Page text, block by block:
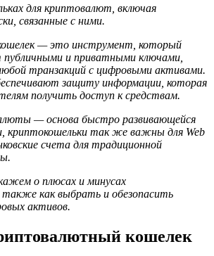
для криптовалют, включая
связанные с ними.
— это инструмент, который
публичными и приватными ключами,
транзакций с цифровыми активами.
защиту информации, которая
получить доступ к средствам.
— основа быстро развивающейся
криптокошельки так же важны для Web
счета для традиционной
о плюсах и минусах
также как выбрать и обезопасить
активов.
кошелек